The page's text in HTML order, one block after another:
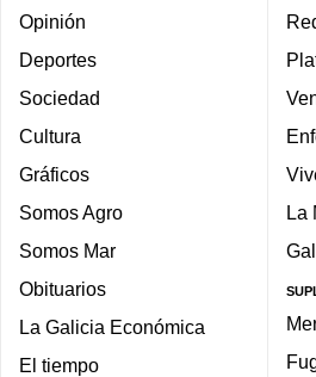
Opinión
Deportes
Sociedad
Cultura
Gráficos
Somos Agro
Somos Mar
Obituarios
La Galicia Económica
El tiempo
La